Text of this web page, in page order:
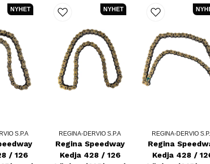
S.P.A
/ 126
NYHET
REGINA-DERVIO S.P.A
Regina Speedway
Kedja 428 / 126
NYHET
REGINA-DERVIO
Regina
Kedja 428 /